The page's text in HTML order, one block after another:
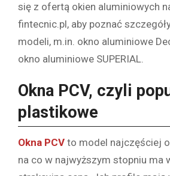
się z ofertą okien aluminiowych
fintecnic.pl, aby poznać
modeli, m.in. okno aluminiowe
okno aluminiowe SUPERIAL.
Okna PCV, czyli
plastikowe
Okna PCV to model najczęściej
na co w najwyższym stopniu ma